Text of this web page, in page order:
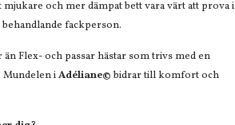
och mer dämpat bett vara värt att prova i
fackperson.
Flex- och passar hästar som trivs med en
iAdéliane© bidrar till komfort och